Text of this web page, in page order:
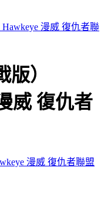
漫威 復仇者聯
）
威 復仇者